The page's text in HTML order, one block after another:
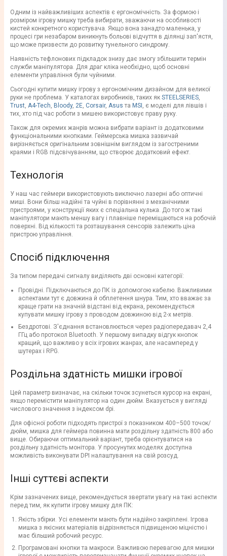
Одним із найважливіших аспектів є ергономічність. За формою і
розміром ігрову мишку треба вибирати, зважаючи на особливості
кистей конкретного користувача. Якщо вона занадто маленька, у
процесі гри незабаром виникнуть больові відчуття в ділянці зап'ястя,
що може призвести до розвитку тунельного синдрому.
Наявність тефлонових підкладок знизу дає змогу збільшити термін
служби маніпулятора. Для драг кліка необхідно, щоб основні
елементи управління були чуйними.
Сьогодні купити мишку ігрову з ергономічним дизайном для великої
руки не проблема. У каталогах виробників, таких як STEELSERIES,
Trust, A4-Tech, Bloody, 2E, Corsair, Asus та MSI , є моделі для лівшів і
тих, хто під час роботи з мишею використовує праву руку.
Також для окремих жанрів можна вибрати варіант із додатковими
функціональними кнопками. Геймерська мишка зазвичай
вирізняється оригінальним зовнішнім виглядом із загостреними
краями і RGB підсвічуванням, що створює додатковий ефект.
Технологія
У наш час геймери використовують виключно лазерні або оптичні
миші. Вони більш надійні та чуйні в порівнянні з механічними
пристроями, у конструкції яких є спеціальна кулька. До того ж такі
маніпулятори мають меншу вагу і плавніше переміщаються на робочій
поверхні. Від кількості та розташування сенсорів залежить ціна
пристрою управління.
Спосіб підключення
За типом передачі сигналу виділяють дві основні категорії:
Провідні. Підключаються до ПК із допомогою кабелю. Важливими
аспектами тут є довжина й обплетення шнура. Тим, хто вважає за
краще грати на значній відстані від екрана, рекомендується
купувати мишку ігрову з проводом довжиною від 2-х метрів.
Бездротові. З'єднання встановлюється через радіопередавач 2,4
ГГц або протокол Bluetooth. У першому випадку відгук кнопок
кращий, що важливо у всіх ігрових жанрах, але насамперед у
шутерах і RPG.
Роздільна здатність мишки ігрової
Цей параметр визначає, на скільки точок зсунеться курсор на екрані,
якщо перемістити маніпулятор на один дюйм. Вказується у вигляді
числового значення з індексом dpi.
Для офісної роботи підходять пристрої з показником 400–500 точок/
дюйм, мишка для геймера повинна мати роздільну здатність 800 або
вище. Обираючи оптимальний варіант, треба орієнтуватися на
роздільну здатність монітора. У просунутих моделях доступна
можливість виконувати DPI налаштування на свій розсуд.
Інші суттєві аспекти
Крім зазначених вище, рекомендується звертати увагу на такі аспекти
перед тим, як купити ігрову мишку для ПК:
Якість збірки. Усі елементи мають бути надійно закріплені. Ігрова
мишка з якісних матеріалів відрізняється підвищеною міцністю і
має більший робочий ресурс.
Програмовані кнопки та макроси. Важливою перевагою для мишки